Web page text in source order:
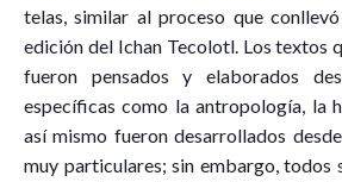
telas, similar al proceso que
edición del Ichan Tecolotl. Los textos
fueron pensados y elaborados
específicas como la antropología, la
así mismo fueron desarrollados
muy particulares; sin embargo, todos